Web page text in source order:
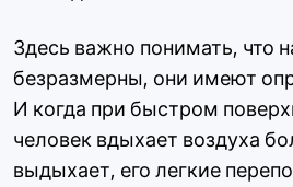
Здесь важно понимать, что
безразмерны, они имеют
И когда при быстром
человек вдыхает воздуха
выдыхает, его легкие